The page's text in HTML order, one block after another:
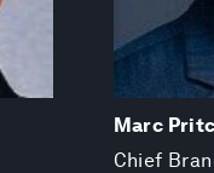
Marc
Chief